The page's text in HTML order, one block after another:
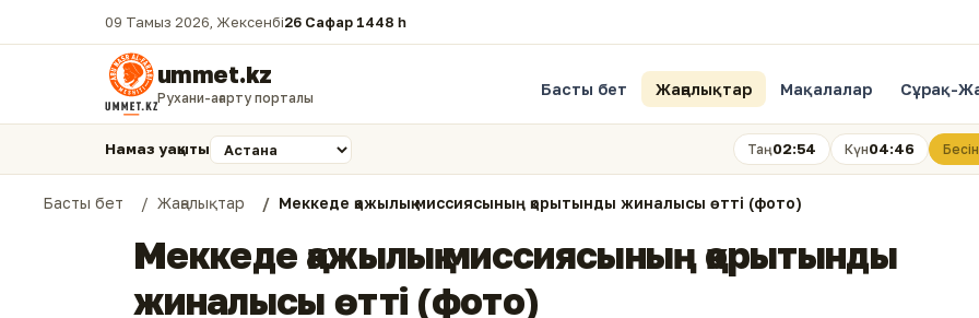
09 Тамыз 2026, Жексенбі26 Сафар 1448 һ.
ummet.kz
Рухани-ағарту порталы Басты бет Жаңалықтар Мақалалар Сұрақ-
Намаз уақыты Таң02:54 Күн04:46 Бесін
Басты бет Жаңалықтар Меккеде қажылық миссиясының қорытынды жиналысы өтті (фото)
Меккеде қажылық миссиясының қорытынды
жиналысы өтті (фото)